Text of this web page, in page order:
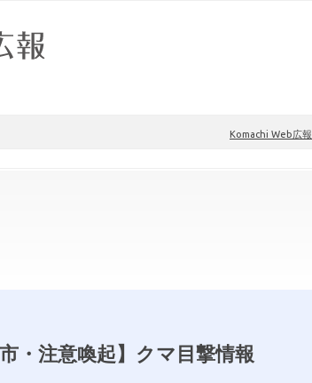
Komachi Web広報
市・注意喚起】クマ目撃情報